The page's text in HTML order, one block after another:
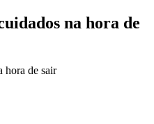
na hora de